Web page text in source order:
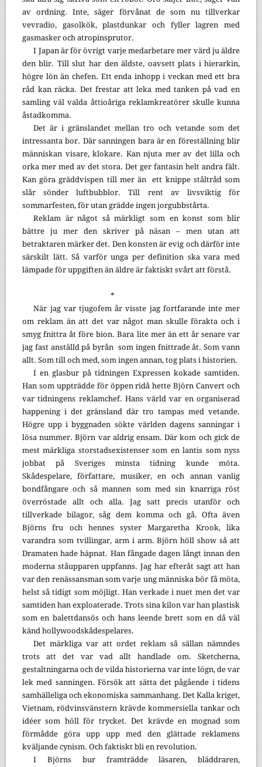
av ordning. Inte, säger förvånat de som nu tillverkar
vevradio, gasolkök, plastdunkar och fyller lagren med
gasmasker och atropinsprutor.
I Japan är för övrigt varje medarbetare mer värd ju äldre
den blir. Till slut har den äldste, oavsett plats i hierarkin,
högre lön än chefen. Ett enda inhopp i veckan med ett bra
råd kan räcka. Det frestar att leka med tanken på vad en
samling väl valda åttioåriga reklamkreatörer skulle kunna
åstadkomma.
Det är i gränslandet mellan tro och vetande som det
intressanta bor. Där sanningen bara är en föreställning blir
människan visare, klokare. Kan njuta mer av det lilla och
orka mer med av det stora. Det ger fantasin helt andra fält.
Kan göra gräddvispen till mer än
ett knippe ståltråd som
slår sönder luftbubblor. Till rent av livsviktig för
sommarfesten, för utan grädde ingen jorgubbstårta.
Reklam är något så märkligt som en konst som blir
bättre ju mer den skriver på näsan – men utan att
betraktaren märker det. Den konsten är evig och därför inte
särskilt lätt. Så varför unga per definition ska vara med
lämpade för uppgiften än äldre är faktiskt svårt att förstå.
*
När jag var tjugofem år visste jag fortfarande inte mer
om reklam än att det var något man skulle förakta och i
smyg fnittra åt före bion. Bara lite mer än ett år senare var
jag fast anställd på byrån som ingen fnittrade åt. Som vann
allt. Som till och med, som ingen annan, tog plats i historien.
I en glasbur på tidningen Expressen kokade samtiden.
Han som uppträdde för öppen ridå hette Björn Canvert och
var tidningens reklamchef. Hans värld var en organiserad
happening i det gränsland där tro tampas med vetande.
Högre upp i byggnaden sökte världen dagens sanningar i
lösa nummer. Björn var aldrig ensam. Där kom och gick de
mest märkliga storstadsexistenser som en lantis som nyss
jobbat på Sveriges minsta tidning kunde möta.
Skådespelare, författare, musiker, en och annan vanlig
bondfångare och så mannen som med sin knarriga röst
överröstade allt och alla. Jag satt precis utanför och
tillverkade bilagor, såg dem komma och gå. Ofta även
Björns fru och hennes syster Margaretha Krook, lika
varandra som tvillingar, arm i arm. Björn höll show så att
Dramaten hade häpnat. Han fångade dagen långt innan den
moderna ståupparen uppfanns. Jag har efteråt sagt att han
var den renässansman som varje ung människa bör få möta,
helst så tidigt som möjligt. Han verkade i nuet men det var
samtiden han exploaterade. Trots sina kilon var han plastisk
som en balettdansös och hans leende brett som en då väl
känd hollywoodskådespelares.
Det märkliga var att ordet reklam så sällan nämndes
trots att det var vad allt handlade om. Sketcherna,
gestaltningarna och de vilda historierna var inte lögn, de var
lek med sanningen. Försök att sätta det pågående i tidens
samhälleliga och ekonomiska sammanhang. Det Kalla kriget,
Vietnam, rödvinsvänstern krävde kommersiella tankar och
idéer som höll för trycket. Det krävde en mognad som
förmådde göra upp upp med den glättade reklamens
kväljande cynism. Och faktiskt bli en revolution.
I Björns bur framträdde läsaren, bläddraren,